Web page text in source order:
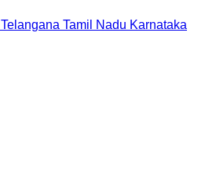
Telangana Tamil Nadu Karnataka